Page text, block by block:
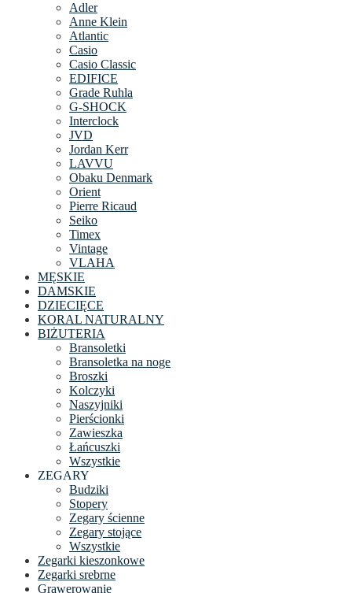
Adler
Anne Klein
Atlantic
Casio
Casio Classic
EDIFICE
Grade Ruhla
G-SHOCK
Interclock
JVD
Jordan Kerr
LAVVU
Obaku Denmark
Orient
Pierre Ricaud
Seiko
Timex
Vintage
VLAHA
MĘSKIE
DAMSKIE
DZIECIĘCE
KORAL NATURALNY
BIŻUTERIA
Bransoletki
Bransoletka na noge
Broszki
Kolczyki
Naszyjniki
Pierścionki
Zawieszka
Łańcuszki
Wszystkie
ZEGARY
Budziki
Stopery
Zegary ścienne
Zegary stojące
Wszystkie
Zegarki kieszonkowe
Zegarki srebrne
Grawerowanie